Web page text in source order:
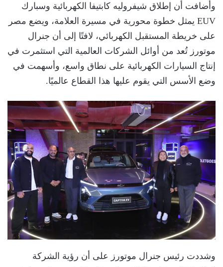
وأضافت أن إطلاق شيفروليه كابتيفا الكهربائية وسبارك
EUV يمثل خطوة محورية في مسيرة العلامة، ويضع مصر
على خريطة المستقبل الكهربائي، لافتًا إلى أن جنرال
موتورز تُعد من أوائل الشركات العالمية التي استثمرت في
إنتاج السيارات الكهربائية على نطاق واسع، وأسهمت في
وضع الأسس التي يقوم عليها هذا القطاع عالميًا.
وشددت رئيس جنرال موتورز على أن رؤية الشركة